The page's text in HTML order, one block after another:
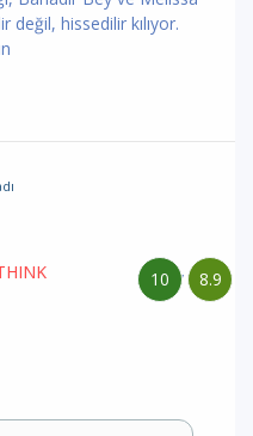
değil, hissedilir kılıyor.
8.9
/
10